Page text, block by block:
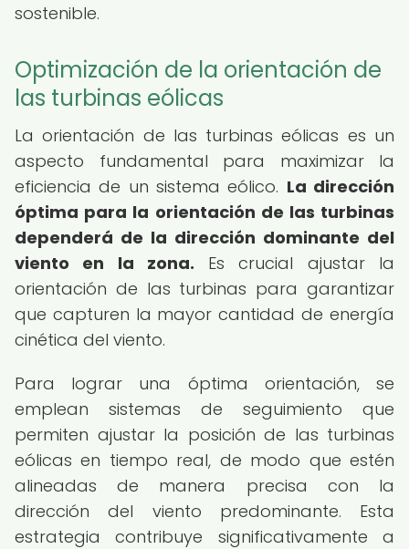
sostenible.
Optimización de la orientación de
las turbinas eólicas
La orientación de las turbinas eólicas es un
aspecto fundamental para maximizar la
eficiencia de un sistema eólico. La dirección
óptima para la orientación de las turbinas
dependerá de la dirección dominante del
viento en la zona. Es crucial ajustar la
orientación de las turbinas para garantizar
que capturen la mayor cantidad de energía
cinética del viento.
Para lograr una óptima orientación, se
emplean sistemas de seguimiento que
permiten ajustar la posición de las turbinas
eólicas en tiempo real, de modo que estén
alineadas de manera precisa con la
dirección del viento predominante. Esta
estrategia contribuye significativamente a